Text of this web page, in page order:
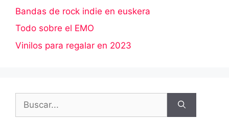
Bandas de rock indie en euskera
Todo sobre el EMO
Vinilos para regalar en 2023